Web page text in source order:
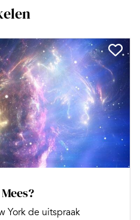
York de uitspraak